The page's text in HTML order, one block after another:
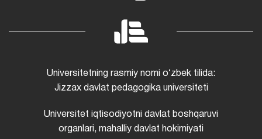
Universitetning rasmiy nomi oʻzbek tilida:
Jizzax davlat pedagogika universiteti
Universitet iqtisodiyotni davlat boshqaruvi
organlari, mahalliy davlat hokimiyati